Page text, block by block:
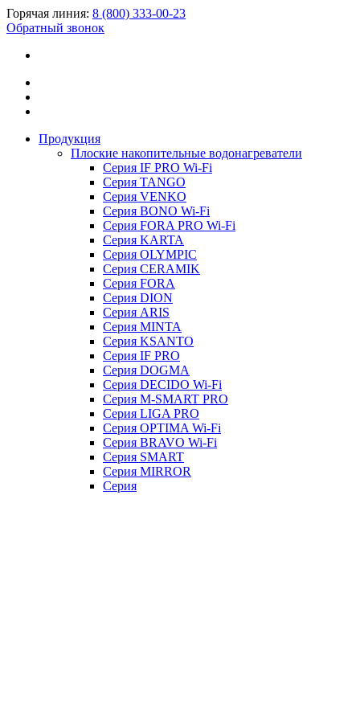
Горячая линия: 8 (800) 333-00-23
Обратный звонок
Продукция
Плоские накопительные водонагреватели
Серия IF PRO Wi-Fi
Серия TANGO
Серия VENKO
Серия BONO Wi-Fi
Серия FORA PRO Wi-Fi
Серия KARTA
Серия OLYMPIC
Серия CERAMIK
Серия FORA
Серия DION
Серия ARIS
Серия MINTA
Серия KSANTO
Серия IF PRO
Серия DOGMA
Серия DECIDO Wi-Fi
Серия M-SMART PRO
Серия LIGA PRO
Серия OPTIMA Wi-Fi
Серия BRAVO Wi-Fi
Серия SMART
Серия MIRROR
Серия